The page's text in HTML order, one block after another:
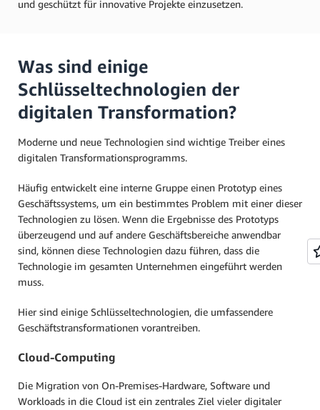
und geschützt für innovative Projekte einzusetzen.
Was sind einige
Schlüsseltechnologien der
digitalen Transformation?
Moderne und neue Technologien sind wichtige Treiber eines
digitalen Transformationsprogramms.
Häufig entwickelt eine interne Gruppe einen Prototyp eines
Geschäftssystems, um ein bestimmtes Problem mit einer dieser
Technologien zu lösen. Wenn die Ergebnisse des Prototyps
überzeugend und auf andere Geschäftsbereiche anwendbar
sind, können diese Technologien dazu führen, dass die
Technologie im gesamten Unternehmen eingeführt werden
muss.
Hier sind einige Schlüsseltechnologien, die umfassendere
Geschäftstransformationen vorantreiben.
Cloud-Computing
Die Migration von On-Premises-Hardware, Software und
Workloads in die Cloud ist ein zentrales Ziel vieler digitaler